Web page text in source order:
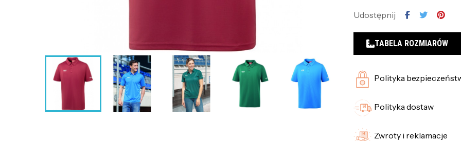
Udostępnij
TABELA ROZMIARÓW
Polityka
Polityka dostaw
Zwroty i reklamacje